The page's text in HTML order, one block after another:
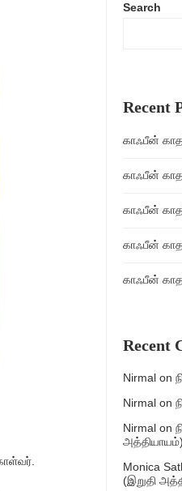
Search
Recent
காஃபீன்
காஃபீன்
காஃபீன்
காஃபீன்
காஃபீன்
Recent
Nirmal on
Nirmal on
Nirmal on
அத்தியாயம்)
Monica
(இறுதி